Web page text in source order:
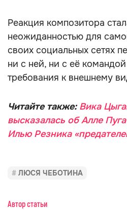
Реакция композитора
неожиданностью для
своих социальных сетях
ни с ней, ни с её
требования к внешнему
Читайте также: Вика
высказалась об Алле
Илью Резника
ЛЮСЯ ЧЕБОТИНА
Автор статьи